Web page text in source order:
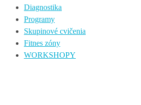
Diagnostika
Programy
Skupinové cvičenia
Fitnes zóny
WORKSHOPY